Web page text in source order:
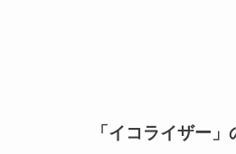
「イコライザー